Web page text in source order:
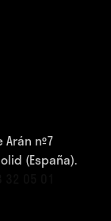
Arán nº7
(España).